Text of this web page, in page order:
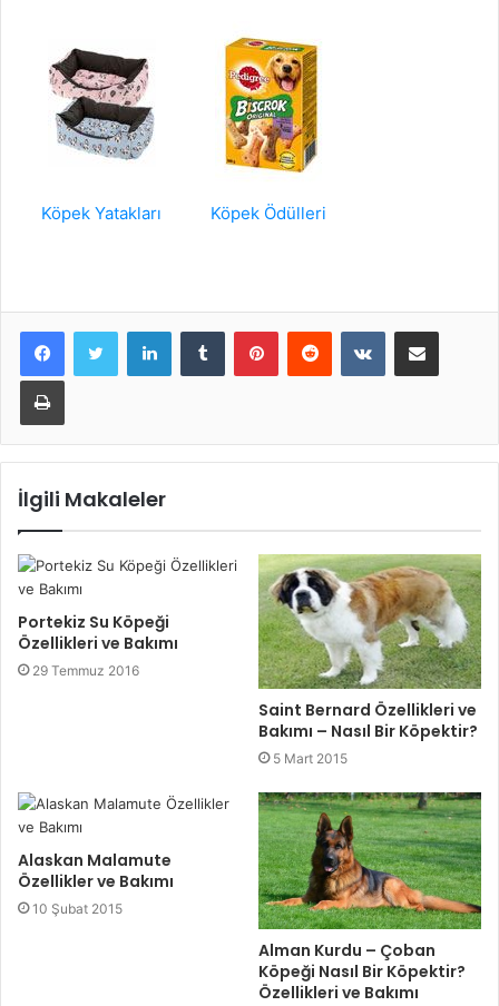
Köpek Yatakları Köpek Ödülleri
LinkedInTumblr PinterestReddit VKontakteE-Posta ile paylaş
Yazdır
İlgili Makaleler
Portekiz Su Köpeği
Özellikleri ve Bakımı
29 Temmuz 2016
Saint Bernard Özellikleri ve
Bakımı – Nasıl Bir Köpektir?
5 Mart 2015
Alaskan Malamute
Özellikler ve Bakımı
10 Şubat 2015
Alman Kurdu – Çoban
Köpeği Nasıl Bir Köpektir?
Özellikleri ve Bakımı